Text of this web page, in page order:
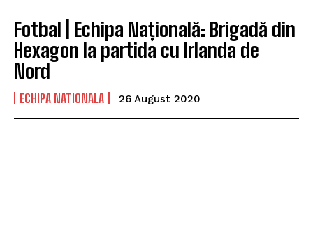
Fotbal | Echipa Națională: Brigadă din
Hexagon la partida cu Irlanda de
Nord
ECHIPA NATIONALA 26 August 2020